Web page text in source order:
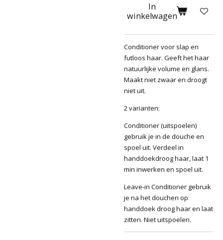
In
winkelwagen
Conditioner voor slap en
futloos haar. Geeft het haar
natuurlijke volume en glans.
Maakt niet zwaar en droogt
niet uit.
2 varianten:
Conditioner (uitspoelen)
gebruik je in de douche en
spoel uit. Verdeel in
handdoekdroog haar, laat 1
min inwerken en spoel uit.
Leave-in Conditioner gebruik
je na het douchen op
handdoek droog haar en laat
zitten. Niet uitspoelen.